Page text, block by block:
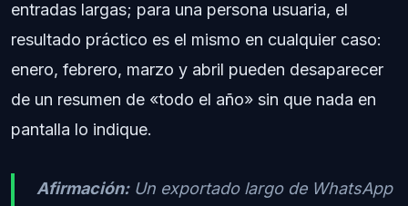
entradas largas; para una persona usuaria, el
resultado práctico es el mismo en cualquier caso:
enero, febrero, marzo y abril pueden desaparecer
de un resumen de «todo el año» sin que nada en
pantalla lo indique.
Afirmación:Un exportado largo de WhatsApp